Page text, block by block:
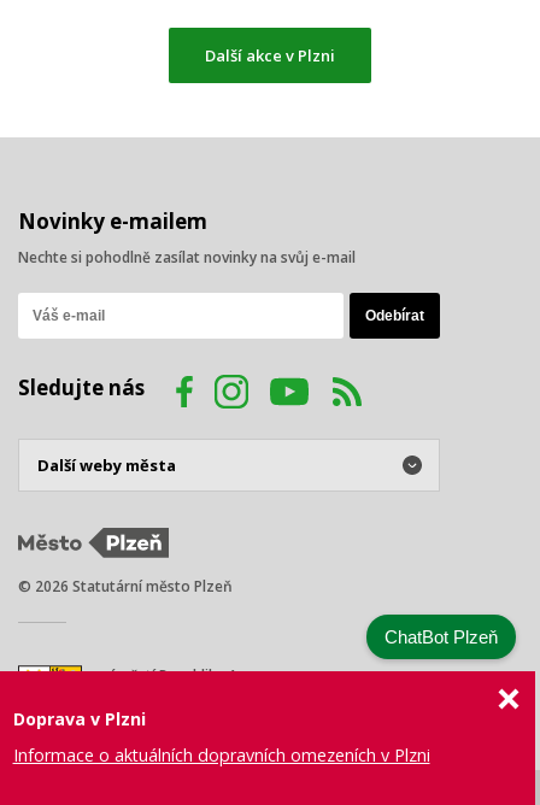
Další akce v Plzni
Novinky e-mailem
Nechte si pohodlně zasílat novinky na svůj e-mail
Sledujte nás
© 2026 Statutární město Plzeň
náměstí Republiky 1
Tel.: +420 378 031 111
Doprava v Plzni
Informace o aktuálních dopravních omezeních v Plzni
ChatBot Plzeň